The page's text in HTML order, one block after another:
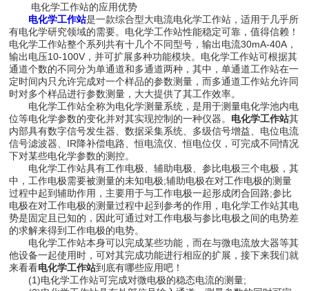
电化学工作站的应用优势
电化学工作站是一款综合型大电流电化学工作站，适用于几乎所
有电化学研究领域的需要。电化学工作站性能稳定可靠，值得信赖！
电化学工作站整个系列共有十几个不同型号，输出电流30mA-40A，
输出电压10-100V，并可扩展多种功能模块。电化学工作站可根据其
通道个数的不同分为单通道和多通道两种，其中，单通道工作站在一
定时间内只允许完成对一个样品的参数测量，而多通道工作站允许同
时对多个样品进行参数测量，大大提供了其工作效率。
电化学工作站全称为电化学测量系统，是用于测量电化学池内电
位等电化学参数的变化并对其实现控制的一种仪器。 电化学工作站其
内部具有数字信号发生器、数据采集系统、多级信号增益、电位电流
信号滤波器、IR降补偿电路、恒电流仪、恒电位仪，可完成不同情况
下对某些电化学参数的测控。
电化学工作站具有工作电极、辅助电极、参比电极三个电极，其
中，工作电极需要被测量的未知电极;辅助电极在对工作电极的测量
过程中起到辅助作用，主要用于与工作电极一起形成闭合回路;参比
电极在对工作电极的测量过程中起到参考的作用，电化学工作站其电
势是固定且已知的，因此可通过对工作电极与参比电极之间的电势差
的求解来得到工作电极的电势。
电化学工作站本身可以完成某些功能，而在与微电流放大器等其
他设备一起使用时，可对其完成功能进行相应的扩展，接下来我们就
来看看电化学工作站到底有哪些应用吧！
(1)电化学工作站可完成对微电极的稳态电流的测量;